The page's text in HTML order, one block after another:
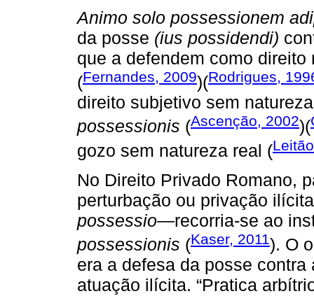
Animo solo possessionem
da posse (ius possidendi)
que a defendem como
(Fernandes, 2009)(Rodrigues,
direito subjetivo sem
possessionis (Ascenção, 2002)(
gozo sem natureza real (
No Direito Privado Romano,
perturbação ou privação
possessio―recorria-se ao
possessionis (Kaser, 2011). O
era a defesa da posse
atuação ilícita. “Pratica